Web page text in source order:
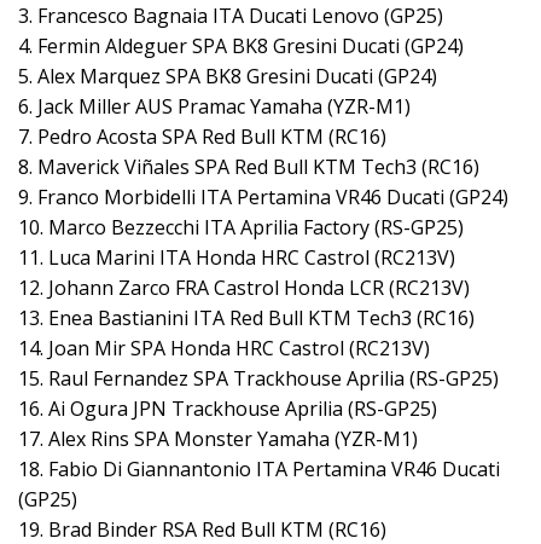
3. Francesco Bagnaia ITA Ducati Lenovo (GP25)
4. Fermin Aldeguer SPA BK8 Gresini Ducati (GP24)
5. Alex Marquez SPA BK8 Gresini Ducati (GP24)
6. Jack Miller AUS Pramac Yamaha (YZR-M1)
7. Pedro Acosta SPA Red Bull KTM (RC16)
8. Maverick Viñales SPA Red Bull KTM Tech3 (RC16)
9. Franco Morbidelli ITA Pertamina VR46 Ducati (GP24)
10. Marco Bezzecchi ITA Aprilia Factory (RS-GP25)
11. Luca Marini ITA Honda HRC Castrol (RC213V)
12. Johann Zarco FRA Castrol Honda LCR (RC213V)
13. Enea Bastianini ITA Red Bull KTM Tech3 (RC16)
14. Joan Mir SPA Honda HRC Castrol (RC213V)
15. Raul Fernandez SPA Trackhouse Aprilia (RS-GP25)
16. Ai Ogura JPN Trackhouse Aprilia (RS-GP25)
17. Alex Rins SPA Monster Yamaha (YZR-M1)
18. Fabio Di Giannantonio ITA Pertamina VR46 Ducati
(GP25)
19. Brad Binder RSA Red Bull KTM (RC16)